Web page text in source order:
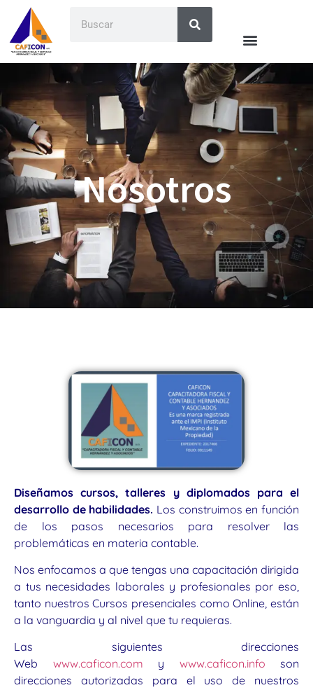
Nosotros
Diseñamos cursos, talleres y diplomados para el
desarrollo de habilidades. Los construimos en función
de los pasos necesarios para resolver las
problemáticas en materia contable.
Nos enfocamos a que tengas una capacitación dirigida
a tus necesidades laborales y profesionales por eso,
tanto nuestros Cursos presenciales como Online, están
a la vanguardia y al nivel que tu requieras.
Las siguientes direcciones
Web www.caficon.com y www.caficon.info son
direcciones autorizadas para el uso de nuestros